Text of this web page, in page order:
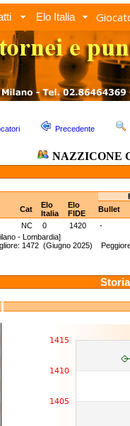
Elo Italia
Precedente
NAZZICONE
Cat
Elo
Italia
Elo
FIDE
Bullet
NC 0 1420
-
- Lombardia]
1472 (Giugno 2025)